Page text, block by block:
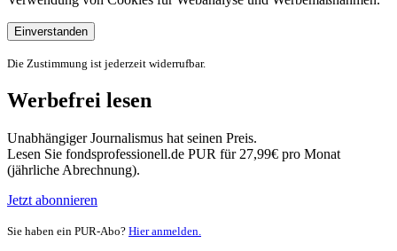
Einverstanden
Die Zustimmung ist jederzeit widerrufbar.
Werbefrei lesen
Unabhängiger Journalismus hat seinen Preis.
Lesen Sie fondsprofessionell.de PUR für 27,99€ pro Monat
(jährliche Abrechnung).
Jetzt abonnieren
Sie haben ein PUR-Abo? Hier anmelden.